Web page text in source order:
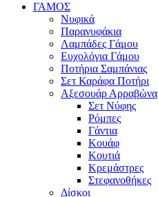
ΓΑΜΟΣ
Νυφικά
Παρανυφάκια
Λαμπάδες Γάμου
Ευχολόγια Γάμου
Ποτήρια Σαμπάνιας
Σετ Καράφα Ποτήρι
Αξεσουάρ Αρραβώνα
Σετ Νύφης
Ρόμπες
Γάντια
Κουάφ
Κουτιά
Κρεμάστρες
Στεφανοθήκες
Δίσκοι